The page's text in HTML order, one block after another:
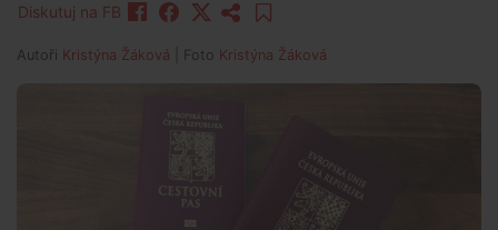
Diskutuj na FB
Autoři Kristýna Žáková | Foto Kristýna Žáková